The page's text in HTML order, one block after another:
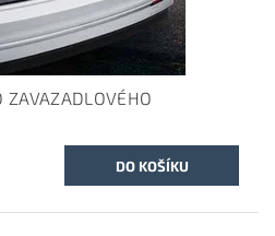
ZAVAZADLOVÉHO